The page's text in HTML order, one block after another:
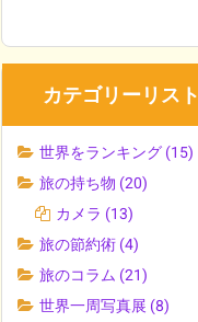
カテゴリーリスト
世界をランキング (15)
旅の持ち物 (20)
カメラ (13)
旅の節約術 (4)
旅のコラム (21)
世界一周写真展 (8)